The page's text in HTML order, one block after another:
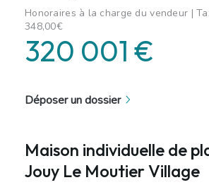
Honoraires à la charge du vendeur |
348,00€
320 001 €
Déposer un dossier
Maison individuelle de
Jouy Le Moutier Village